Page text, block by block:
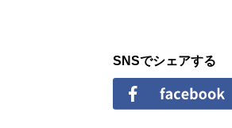
SNSでシェアする